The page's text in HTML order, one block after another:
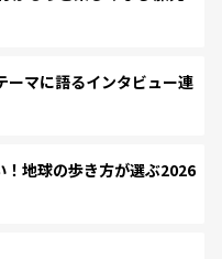
ーマに語るインタビュー連
地球の歩き方が選ぶ2026